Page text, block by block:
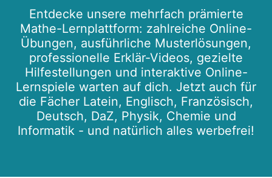
Entdecke unsere mehrfach prämierte
Mathe-Lernplattform: zahlreiche Online-
Übungen, ausführliche Musterlösungen,
professionelle Erklär-Videos, gezielte
Hilfestellungen und interaktive Online-
Lernspiele warten auf dich. Jetzt auch für
die Fächer Latein, Englisch, Französisch,
Deutsch, DaZ, Physik, Chemie und
Informatik - und natürlich alles werbefrei!